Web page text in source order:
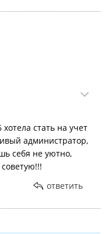
стать на учет
администратор,
себя не уютно,
ответить